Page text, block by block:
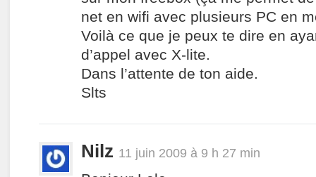
net en wifi avec plusieurs PC en
Voilà ce que je peux te dire en
d’appel avec X-lite.
Dans l’attente de ton aide.
Slts
Nilz 11 juin 2009 à 9 h 27 min